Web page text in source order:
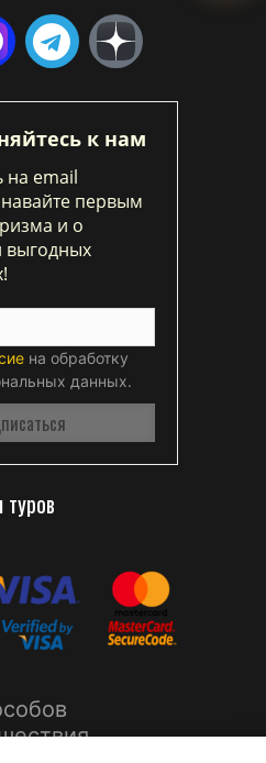
к нам
на email
первым
и о
выгодных
на обработку
данных.